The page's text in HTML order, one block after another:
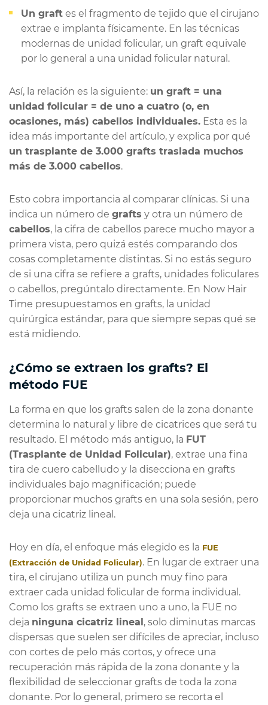
Un graft es el fragmento de tejido que el cirujano
extrae e implanta físicamente. En las técnicas
modernas de unidad folicular, un graft equivale
por lo general a una unidad folicular natural.
Así, la relación es la siguiente: un graft = una
unidad folicular = de uno a cuatro (o, en
ocasiones, más) cabellos individuales. Esta es la
idea más importante del artículo, y explica por qué
un trasplante de 3.000 grafts traslada muchos
más de 3.000 cabellos.
Esto cobra importancia al comparar clínicas. Si una
indica un número de grafts y otra un número de
cabellos, la cifra de cabellos parece mucho mayor a
primera vista, pero quizá estés comparando dos
cosas completamente distintas. Si no estás seguro
de si una cifra se refiere a grafts, unidades foliculares
o cabellos, pregúntalo directamente. En Now Hair
Time presupuestamos en grafts, la unidad
quirúrgica estándar, para que siempre sepas qué se
está midiendo.
¿Cómo se extraen los grafts? El
método FUE
La forma en que los grafts salen de la zona donante
determina lo natural y libre de cicatrices que será tu
resultado. El método más antiguo, la FUT
(Trasplante de Unidad Folicular), extrae una fina
tira de cuero cabelludo y la disecciona en grafts
individuales bajo magnificación; puede
proporcionar muchos grafts en una sola sesión, pero
deja una cicatriz lineal.
Hoy en día, el enfoque más elegido es la FUE
(Extracción de Unidad Folicular). En lugar de extraer una
tira, el cirujano utiliza un punch muy fino para
extraer cada unidad folicular de forma individual.
Como los grafts se extraen uno a uno, la FUE no
deja ninguna cicatriz lineal, solo diminutas marcas
dispersas que suelen ser difíciles de apreciar, incluso
con cortes de pelo más cortos, y ofrece una
recuperación más rápida de la zona donante y la
flexibilidad de seleccionar grafts de toda la zona
donante. Por lo general, primero se recorta el